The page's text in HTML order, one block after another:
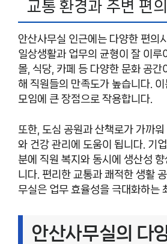
교통 환경과 주변 편
안산사무실 인근에는 다양한 편의
일상생활과 업무의 균형이 잘 이루
몰, 식당, 카페 등 다양한 문화 공간
해 직원들의 만족도가 높습니다.
모임에 큰 장점으로 작용합니다.
또한, 도심 공원과 산책로가 가까
와 건강 관리에 도움이 됩니다. 기
분에 직원 복지와 동시에 생산성
니다. 편리한 교통과 쾌적한 생활
무실은 업무 효율성을 극대화하는
안산사무실의 다